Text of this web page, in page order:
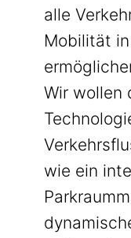
alle
Mobilität
Wir wollen
wie ein